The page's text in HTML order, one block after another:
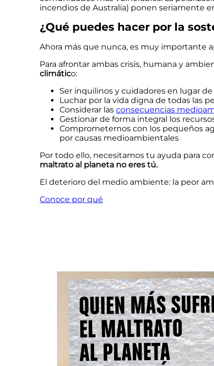
incendios de Australia) ponen seriamente
¿Qué puedes hacer por la
Ahora más que nunca, es muy importante
Para afrontar ambas crisis, humana y
climático:
Ser inquilinos y cuidadores en lugar
Luchar por la vida digna de todas las
Considerar las consecuencias
Gestionar de forma integral los
Comprometernos con los pequeños
por causas medioambientales
Por todo ello, necesitamos tu ayuda para
maltrato al planeta no eres tú.
El deterioro del medio ambiente: la peor
Conoce por qué